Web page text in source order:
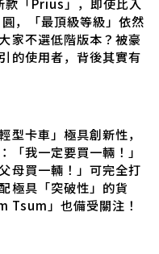
，「最頂級等級」依然
家不選低階版本？被豪
的使用者，背後其實有
型卡車」極具創新性，
「我一定要買一輛！」
母買一輛！」可完全打
極具「突破性」的貨
Tsum」也備受關注！